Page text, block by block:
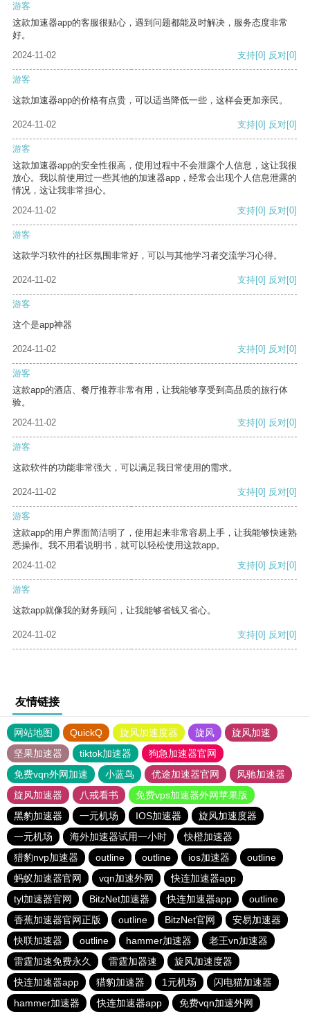
游客
这款加速器app的客服很贴心，遇到问题都能及时解决，服务态度非常
好。
2024-11-02
支持[0] 反对[0]
游客
这款加速器app的价格有点贵，可以适当降低一些，这样会更加亲民。
2024-11-02 支持[0] 反对[0]
游客
这款加速器app的安全性很高，使用过程中不会泄露个人信息，这让我很
放心。我以前使用过一些其他的加速器app，经常会出现个人信息泄露的
情况，这让我非常担心。
2024-11-02
支持[0] 反对[0]
游客
这款学习软件的社区氛围非常好，可以与其他学习者交流学习心得。
2024-11-02 支持[0] 反对[0]
游客
这个是app神器
2024-11-02 支持[0] 反对[0]
游客
这款app的酒店、餐厅推荐非常有用，让我能够享受到高品质的旅行体
验。
2024-11-02
支持[0] 反对[0]
游客
这款软件的功能非常强大，可以满足我日常使用的需求。
2024-11-02 支持[0] 反对[0]
游客
这款app的用户界面简洁明了，使用起来非常容易上手，让我能够快速熟
悉操作。我不用看说明书，就可以轻松使用这款app。
2024-11-02
支持[0] 反对[0]
游客
这款app就像我的财务顾问，让我能够省钱又省心。
2024-11-02 支持[0] 反对[0]
友情链接
网站地图 QuickQ 旋风加速度器 旋风
旋风加速
坚果加速器
tiktok加速器
狗急加速器官网
免费vqn外网加速
小蓝鸟 优途加速器官网
风驰加速器
旋风加速器
八戒看书
免费vps加速器外网苹果版
黑豹加速器
一元机场 IOS加速器
旋风加速度器
一元机场
海外加速器试用一小时
快橙加速器
猎豹nvp加速器
outline outline ios加速器
outline
蚂蚁加速器官网
vqn加速外网
快连加速器app
tyl加速器官网
BitzNet加速器 快连加速器app
outline
香蕉加速器官网正版
outline BitzNet官网
安易加速器
快联加速器
outline hammer加速器
老王vn加速器
雷霆加速免费永久
雷霆加器速
旋风加速度器
快连加速器app
猎豹加速器 1元机场
闪电猫加速器
hammer加速器
快连加速器app 免费vqn加速外网